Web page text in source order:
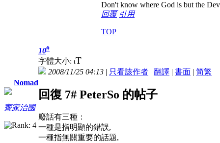
Don't know where God is but the
回覆 引用
TOP
Nomad
齊家治國
10#
字體大小: tT
2008/11/25 04:13 | 只看該作者 | 翻譯 | 書面 | 简繁
回復 7# PeterSo 的帖子
廢話有三種：
一種是指明顯的錯誤,
一種指無關重要的話題,